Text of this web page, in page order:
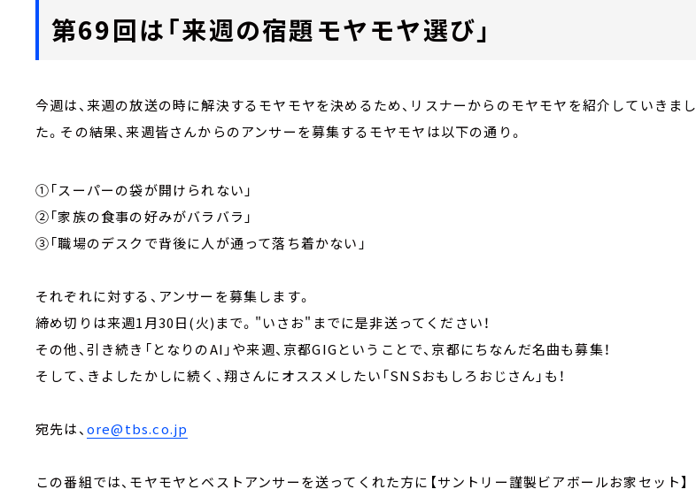
第69回は「来週の宿題モヤモヤ選び」
今週は、来週の放送の時に解決するモヤモヤを決めるため、リスナーからのモヤモヤを紹介していきまし
た。その結果、来週皆さんからのアンサーを募集するモヤモヤは以下の通り。
①「スーパーの袋が開けられない」
②「家族の食事の好みがバラバラ」
③「職場のデスクで背後に人が通って落ち着かない」
それぞれに対する、アンサーを募集します。
締め切りは来週1月30日(火)まで。"いさお"までに是非送ってください！
その他、引き続き「となりのAI」や来週、京都GIGということで、京都にちなんだ名曲も募集！
そして、きよしたかしに続く、翔さんにオススメしたい「SNSおもしろおじさん」も！
宛先は、 ore@tbs.co.jp
この番組では、モヤモヤとベストアンサーを送ってくれた方に【サントリー謹製ビアボールお家セット】